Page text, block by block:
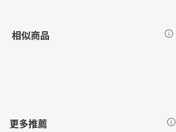
相似商品
更多推薦